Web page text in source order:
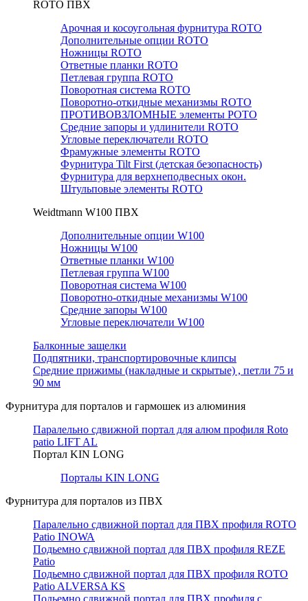
RОTO ПВХ
Арочная и косоугольная фурнитура ROTO
Дополнительные опции ROTO
Ножницы ROTO
Ответные планки ROTO
Петлевая группа ROTO
Поворотная система ROTO
Поворотно-откидные механизмы ROTO
ПРОТИВОВЗЛОМНЫЕ элементы РОТО
Средние запоры и удлинители ROTO
Угловые переключатели ROTO
Фрамужные элементы ROTO
Фурнитура Tilt First (детская безопасность)
Фурнитура для верхнеподвесных окон.
Штульповые элементы ROTO
Weidtmann W100 ПВХ
Дополнительные опции W100
Ножницы W100
Ответные планки W100
Петлевая группа W100
Поворотная система W100
Поворотно-откидные механизмы W100
Средние запоры W100
Угловые переключатели W100
Балконные защелки
Подпятники, транспортировочные клипсы
Средние прижимы (накладные и скрытые) , петли 75 и
90 мм
Фурнитура для порталов и гармошек из алюминия
Паралельно сдвижной портал для алюм профиля Roto
patio LIFT AL
Портал KIN LONG
Порталы KIN LONG
Фурнитура для порталов из ПВХ
Паралельно сдвижной портал для ПВХ профиля ROTO
Patio INOWA
Подьемно сдвижной портал для ПВХ профиля REZE
Patio
Подьемно сдвижной портал для ПВХ профиля ROTO
Patio ALVERSA KS
Подьемно сдвижной портал для ПВХ профиля с